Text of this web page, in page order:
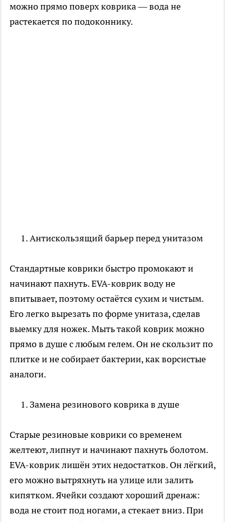
можно прямо поверх коврика — вода не
растекается по подоконнику.
Антискользящий барьер перед унитазом
Стандартные коврики быстро промокают и
начинают пахнуть. EVA-коврик воду не
впитывает, поэтому остаётся сухим и чистым.
Его легко вырезать по форме унитаза, сделав
выемку для ножек. Мыть такой коврик можно
прямо в душе с любым гелем. Он не скользит по
плитке и не собирает бактерии, как ворсистые
аналоги.
Замена резинового коврика в душе
Старые резиновые коврики со временем
желтеют, липнут и начинают пахнуть болотом.
EVA-коврик лишён этих недостатков. Он лёгкий,
его можно вытряхнуть на улице или залить
кипятком. Ячейки создают хороший дренаж:
вода не стоит под ногами, а стекает вниз. При